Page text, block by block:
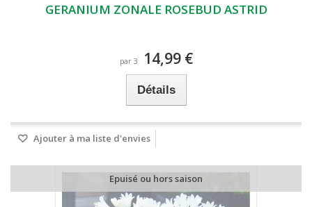
GERANIUM ZONALE ROSEBUD ASTRID
par 3 14,99 €
Détails
Ajouter à ma liste d'envies
Epuisé ou hors saison